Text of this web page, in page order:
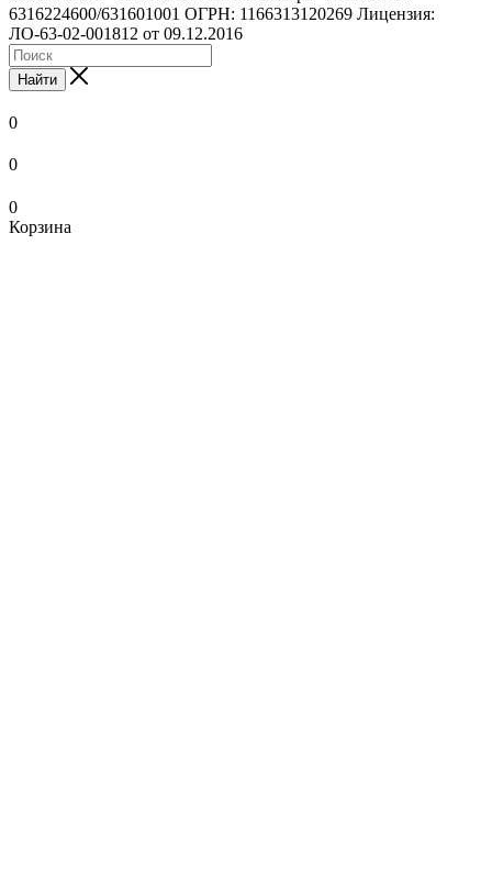
6316224600/631601001 ОГРН: 1166313120269 Лицензия:
ЛО-63-02-001812 от 09.12.2016
Найти
0
0
0
Корзина